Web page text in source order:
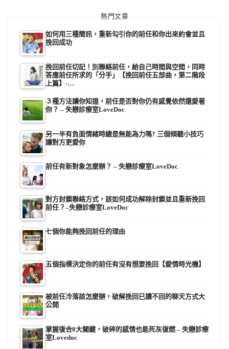
熱門文章
如何用三種簡訊，重新勾引你的前任和你出來約會並且
挽回成功
挽回前任切記！別聯絡前任，給自己時間與空間，同時
答應前任所求的「分手」【挽回前任五部曲，第二階段
上篇】-…
３種方法讓你知道，前任是否對你仍有感覺依然還愛著
你？ – 失戀診療室LoveDoc
另一半有負面情緒時總是無能為力嗎? 三個傾聽小技巧
讓對方更愛你
前任有新對象怎麼辦？ – 失戀診療室LoveDoc
對方封鎖聯絡方式，該如何成功解除封鎖並且重新挽回
前任？–失戀診療室LoveDoc
七個你能夠挽回前任的理由
五個指標決定你的前任有沒有想要挽回【愛情時光機】
被前任冷落該怎麼辦，破解挽回已讀不回的聊天方式大
公開
掌握復合8大關鍵，破碎的感情也能死灰復燃 – 失戀診療
室Lovedoc